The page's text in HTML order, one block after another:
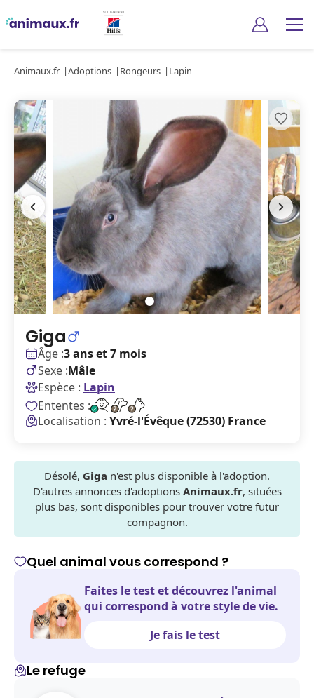
Animaux.fr Adoptions Rongeurs Lapin
Giga
Âge :3 ans et 7 mois
Sexe :Mâle
Espèce : Lapin
Ententes :
Localisation : Yvré-l'Évêque (72530) France
Désolé, Giga n'est plus disponible à l'adoption.
D'autres annonces d'adoptions Animaux.fr, situées
plus bas, sont disponibles pour trouver votre futur
compagnon.
Quel animal vous correspond ?
Faites le test et découvrez l'animal
qui correspond à votre style de vie.
Je fais le test
Le refuge